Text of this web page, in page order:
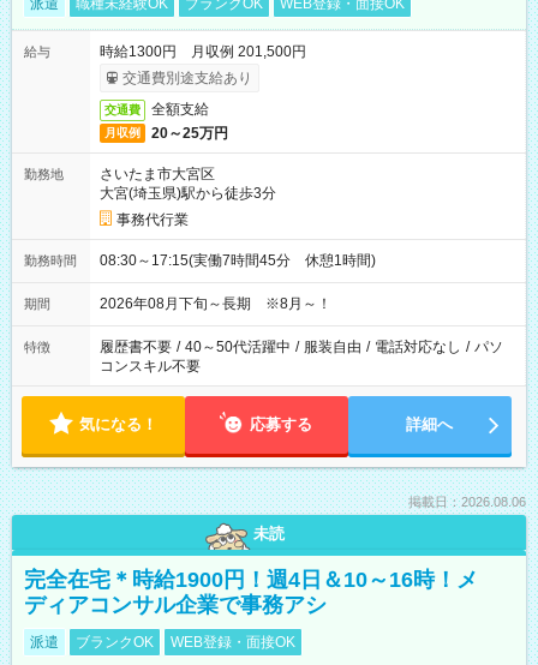
派遣 職種未経験OK ブランクOK WEB登録・面接OK
給与
時給1300円 月収例 201,500円
交通費別途支給あり
交通費 全額支給
月収例 20～25万円
勤務地
さいたま市大宮区
大宮(埼玉県)駅から徒歩3分
事務代行業
勤務時間 08:30～17:15(実働7時間45分 休憩1時間)
期間 2026年08月下旬～長期 ※8月～！
特徴 履歴書不要 / 40～50代活躍中 / 服装自由 / 電話対応なし / パソ
コンスキル不要
気になる！ 応募する 詳細へ
掲載日：2026.08.06
未読
完全在宅＊時給1900円！週4日＆10～16時！メ
ディアコンサル企業で事務アシ
派遣 ブランクOK WEB登録・面接OK